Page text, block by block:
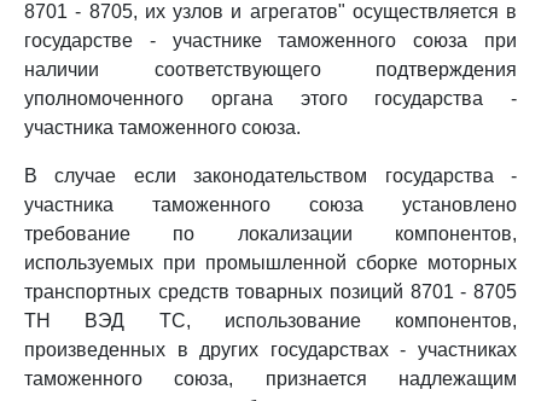
8701 - 8705, их узлов и агрегатов" осуществляется в
государстве - участнике таможенного союза при
наличии соответствующего подтверждения
уполномоченного органа этого государства -
участника таможенного союза.
В случае если законодательством государства -
участника таможенного союза установлено
требование по локализации компонентов,
используемых при промышленной сборке моторных
транспортных средств товарных позиций 8701 - 8705
ТН ВЭД ТС, использование компонентов,
произведенных в других государствах - участниках
таможенного союза, признается надлежащим